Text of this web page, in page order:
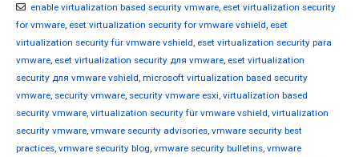
enable virtualization based security vmware, eset virtualization security
for vmware eset virtualization security for vmware vshield eset
virtualization security für vmware vshield eset virtualization security para
vmware eset virtualization security для vmware eset virtualization
security для vmware vshield microsoft virtualization based security
vmware security vmware security vmware esxi virtualization based
security vmware virtualization security für vmware vshield virtualization
security vmware vmware security advisories vmware security best
practices vmware security blog vmware security bulletins vmware